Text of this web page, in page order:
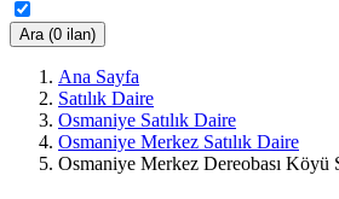
Ara (0 ilan)
Ana Sayfa
Satılık Daire
Osmaniye Satılık Daire
Osmaniye Merkez Satılık Daire
Osmaniye Merkez Dereobası Köyü